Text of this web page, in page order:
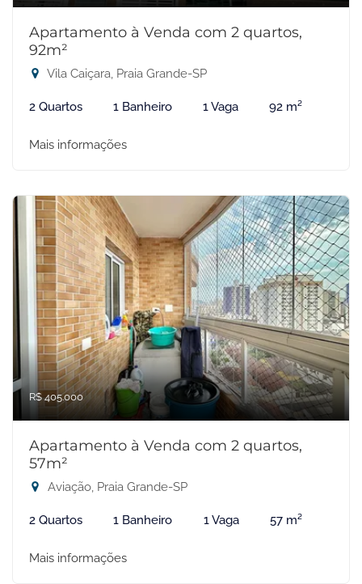
Apartamento à Venda com 2 quartos,
92m²
Vila Caiçara, Praia Grande-SP
2 Quartos 1 Banheiro 1 Vaga 92 m²
Mais informações
R$ 405.000
Apartamento à Venda com 2 quartos,
57m²
Aviação, Praia Grande-SP
2 Quartos 1 Banheiro 1 Vaga 57 m²
Mais informações